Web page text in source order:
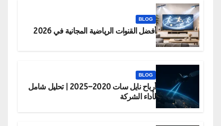
BLOG
أفضل القنوات الرياضية المجانية في 2026
BLOG
أرباح نايل سات 2020–2025 | تحليل شامل
لأداء الشركة